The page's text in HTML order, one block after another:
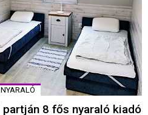
8 fős nyaraló kiadó